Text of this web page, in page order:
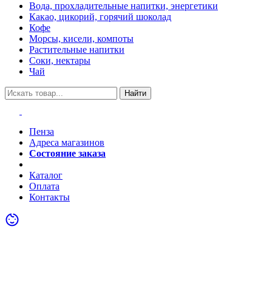
Вода, прохладительные напитки, энергетики
Какао, цикорий, горячий шоколад
Кофе
Морсы, кисели, компоты
Растительные напитки
Соки, нектары
Чай
Найти
Пенза
Адреса магазинов
Состояние заказа
Каталог
Оплата
Контакты